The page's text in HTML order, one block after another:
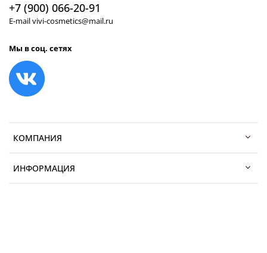
КОМПАНИЯ
ИНФОРМАЦИЯ
+7 (900) 066-20-91
E-mail vivi-cosmetics@mail.ru
Мы в соц. сетях